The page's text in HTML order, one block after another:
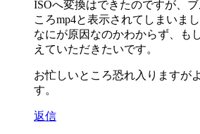
ISOへ変換はできたのですが、
ころmp4と表示されてしまいまし
なにが原因なのかわからず、も
えていただきたいです。
お忙しいところ恐れ入りますが
す。
返信